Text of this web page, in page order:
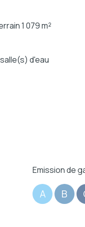
1 079 m²
salle(s) d'eau
Emission de
A B